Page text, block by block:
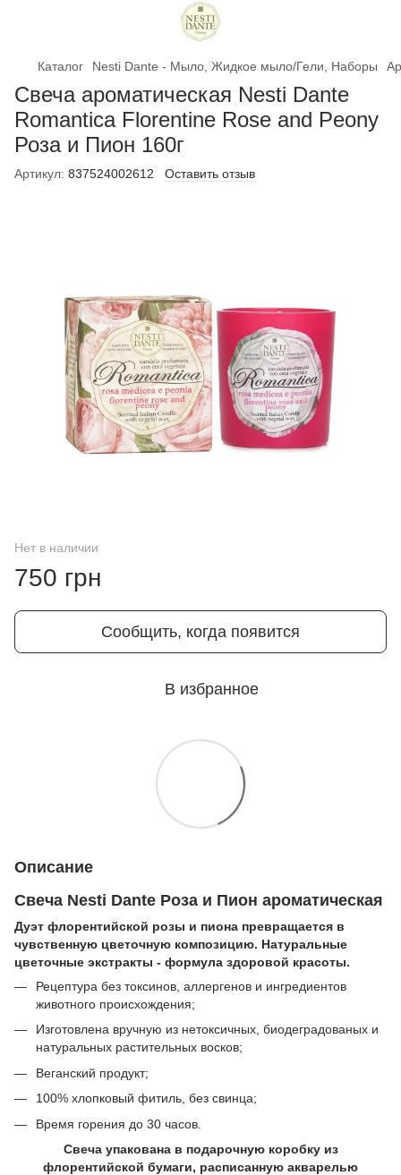
Каталог Nesti Dante - Мыло, Жидкое мыло/Гели, Наборы
Свеча ароматическая Nesti Dante
Romantica Florentine Rose and Peony
Роза и Пион 160г
Артикул: 837524002612 Оставить отзыв
Нет в наличии
750 грн
Сообщить, когда появится
В избранное
Описание
Свеча Nesti Dante Роза и Пион ароматическая
Дуэт флорентийской розы и пиона превращается в
чувственную цветочную композицию. Натуральные
цветочные экстракты - формула здоровой красоты.
Рецептура без токсинов, аллергенов и ингредиентов
животного происхождения;
Изготовлена вручную из нетоксичных, биодеградованых и
натуральных растительных восков;
Веганский продукт;
100% хлопковый фитиль, без свинца;
Время горения до 30 часов.
Свеча упакована в подарочную коробку из
флорентийской бумаги, расписанную акварелью